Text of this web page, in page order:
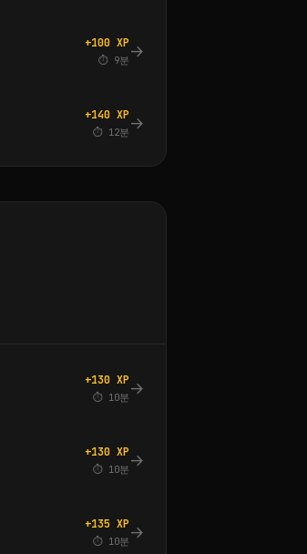
+100 XP
⏱ 9분 →
+140 XP
⏱ 12분 →
+130 XP
⏱ 10분 →
+130 XP
⏱ 10분 →
+135 XP
⏱ 10분 →